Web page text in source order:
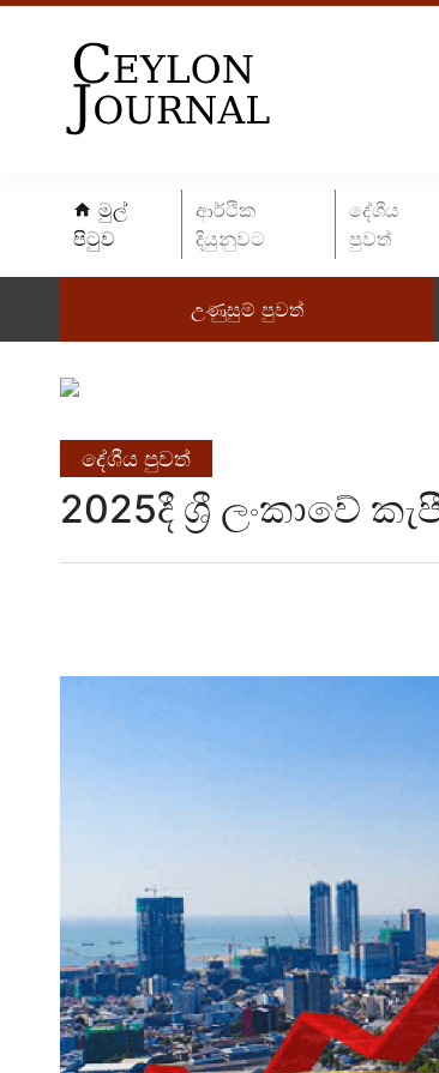
මුල්
පිටුව
ආර්ථික
දියුනුවට
දේශීය
පුවත්
උණුසුම් පුවත්
දේශීය පුවත්
2025දී ශ්‍රී ලංකාවේ